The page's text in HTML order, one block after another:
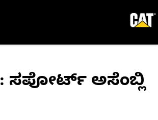
: ಸಪೋರ್ಟ್ ಅಸೆಂಬ್ಲಿ